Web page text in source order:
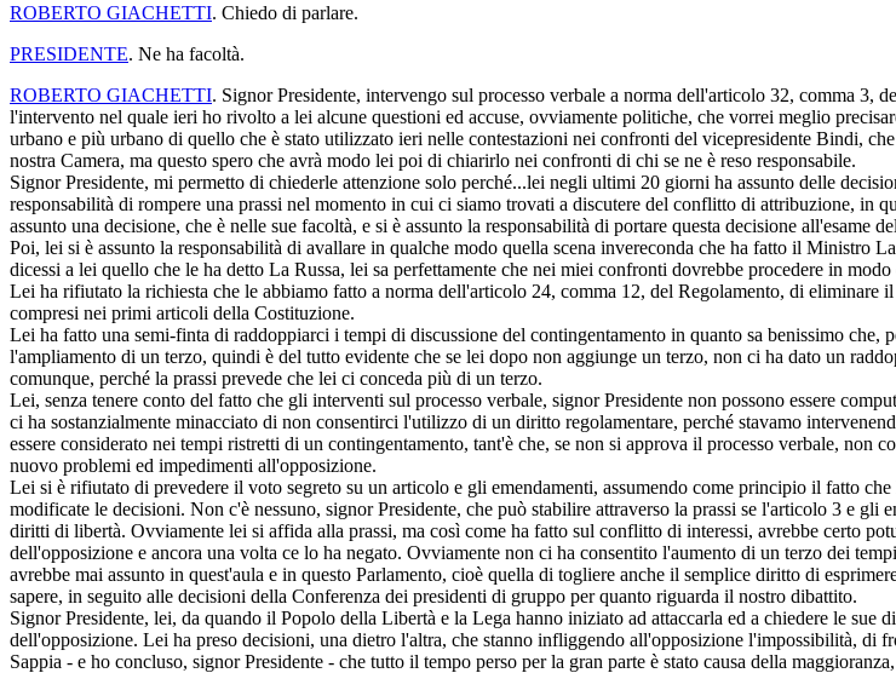
ROBERTO GIACHETTI. Chiedo di parlare.
PRESIDENTE. Ne ha facoltà.
ROBERTO GIACHETTI. Signor Presidente, intervengo sul processo verbale a norma dell'articolo 32, comma
l'intervento nel quale ieri ho rivolto a lei alcune questioni ed accuse, ovviamente politiche, che vorrei meglio
urbano e più urbano di quello che è stato utilizzato ieri nelle contestazioni nei confronti del vicepresidente Bindi,
nostra Camera, ma questo spero che avrà modo lei poi di chiarirlo nei confronti di chi se ne è reso responsabile.
Signor Presidente, mi permetto di chiederle attenzione solo perché...lei negli ultimi 20 giorni ha assunto delle
responsabilità di rompere una prassi nel momento in cui ci siamo trovati a discutere del conflitto di attribuzione, in
assunto una decisione, che è nelle sue facoltà, e si è assunto la responsabilità di portare questa decisione all'esame
Poi, lei si è assunto la responsabilità di avallare in qualche modo quella scena invereconda che ha fatto il Ministro
dicessi a lei quello che le ha detto La Russa, lei sa perfettamente che nei miei confronti dovrebbe procedere in modo
Lei ha rifiutato la richiesta che le abbiamo fatto a norma dell'articolo 24, comma 12, del Regolamento, di
compresi nei primi articoli della Costituzione.
Lei ha fatto una semi-finta di raddoppiarci i tempi di discussione del contingentamento in quanto sa benissimo
l'ampliamento di un terzo, quindi è del tutto evidente che se lei dopo non aggiunge un terzo, non ci ha dato un
comunque, perché la prassi prevede che lei ci conceda più di un terzo.
Lei, senza tenere conto del fatto che gli interventi sul processo verbale, signor Presidente non possono essere
ci ha sostanzialmente minacciato di non consentirci l'utilizzo di un diritto regolamentare, perché stavamo
essere considerato nei tempi ristretti di un contingentamento, tant'è che, se non si approva il processo verbale,
nuovo problemi ed impedimenti all'opposizione.
Lei si è rifiutato di prevedere il voto segreto su un articolo e gli emendamenti, assumendo come principio il fatto
modificate le decisioni. Non c'è nessuno, signor Presidente, che può stabilire attraverso la prassi se l'articolo 3 e
diritti di libertà. Ovviamente lei si affida alla prassi, ma così come ha fatto sul conflitto di interessi, avrebbe certo
dell'opposizione e ancora una volta ce lo ha negato. Ovviamente non ci ha consentito l'aumento di un terzo dei
avrebbe mai assunto in quest'aula e in questo Parlamento, cioè quella di togliere anche il semplice diritto di
sapere, in seguito alle decisioni della Conferenza dei presidenti di gruppo per quanto riguarda il nostro dibattito.
Signor Presidente, lei, da quando il Popolo della Libertà e la Lega hanno iniziato ad attaccarla ed a chiedere le
dell'opposizione. Lei ha preso decisioni, una dietro l'altra, che stanno infliggendo all'opposizione l'impossibilità, di
Sappia - e ho concluso, signor Presidente - che tutto il tempo perso per la gran parte è stato causa della